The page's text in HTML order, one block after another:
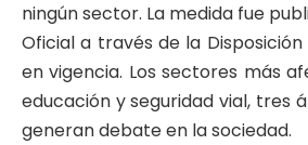
ningún sector. La medida fue
Oficial a través de la
en vigencia. Los sectores más
educación y seguridad vial, tres
generan debate en la sociedad.